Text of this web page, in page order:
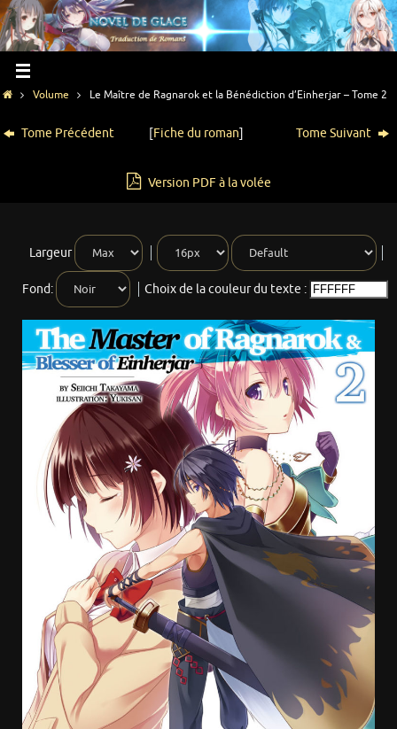
Volume Le Maître de Ragnarok et la Bénédiction d’Einherjar – Tome 2
Tome Précédent [Fiche du roman] Tome Suivant
Version PDF à la volée
Largeur
Fond: Choix de la couleur du texte :